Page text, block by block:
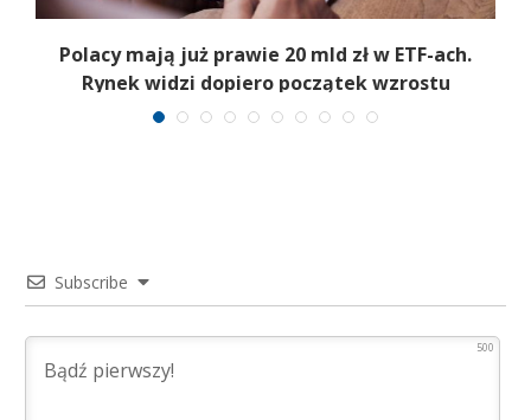
Polacy mają już prawie 20 mld zł w ETF-ach.
Rynek widzi dopiero początek wzrostu
Subscribe
500